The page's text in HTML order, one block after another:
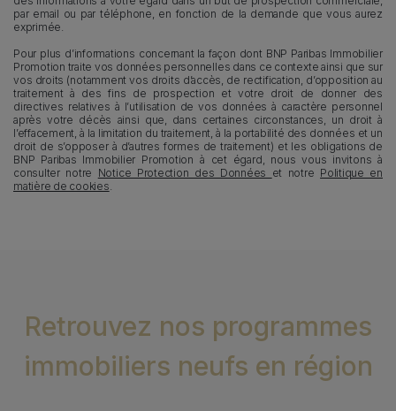
par email ou par téléphone, en fonction de la demande que vous aurez
exprimée.
Pour plus d’informations concernant la façon dont BNP Paribas Immobilier
Promotion traite vos données personnelles dans ce contexte ainsi que sur
vos droits (notamment vos droits d’accès, de rectification, d’opposition au
traitement à des fins de prospection et votre droit de donner des
directives relatives à l’utilisation de vos données à caractère personnel
après votre décès ainsi que, dans certaines circonstances, un droit à
l’effacement, à la limitation du traitement, à la portabilité des données et un
droit de s’opposer à d’autres formes de traitement) et les obligations de
BNP Paribas Immobilier Promotion à cet égard, nous vous invitons à
consulter notre Notice Protection des Données et notre Politique en
matière de cookies.
Retrouvez nos programmes
immobiliers neufs en région